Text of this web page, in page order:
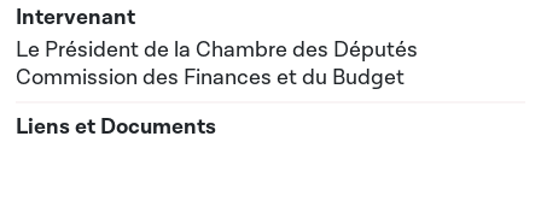
Le Président de la Chambre des Députés
Commission des Finances et du Budget